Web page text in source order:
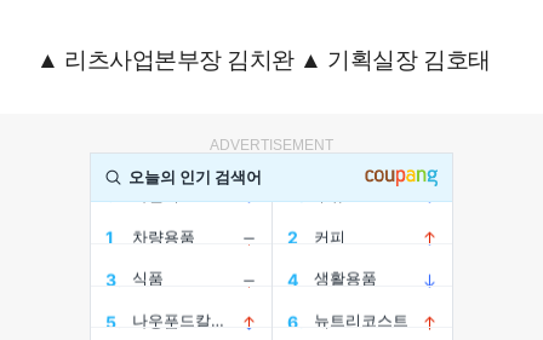
▲ 리츠사업본부장 김치완 ▲ 기획실장 김호태
ADVERTISEMENT